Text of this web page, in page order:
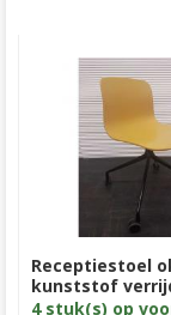
Receptiestoel
kunststof
4 stuk(s) op